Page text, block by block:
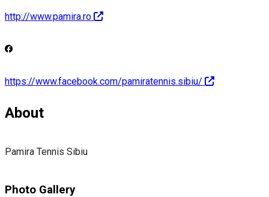
http://www.pamira.ro
https://www.facebook.com/pamiratennis.sibiu/
About
Pamira Tennis Sibiu
Photo Gallery